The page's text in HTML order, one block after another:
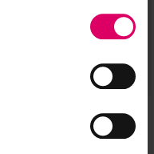
VITA YZ
EFFECT
Orange,
VITA YZ
EFFECT